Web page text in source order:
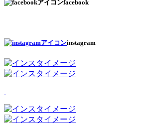
facebook
instagram